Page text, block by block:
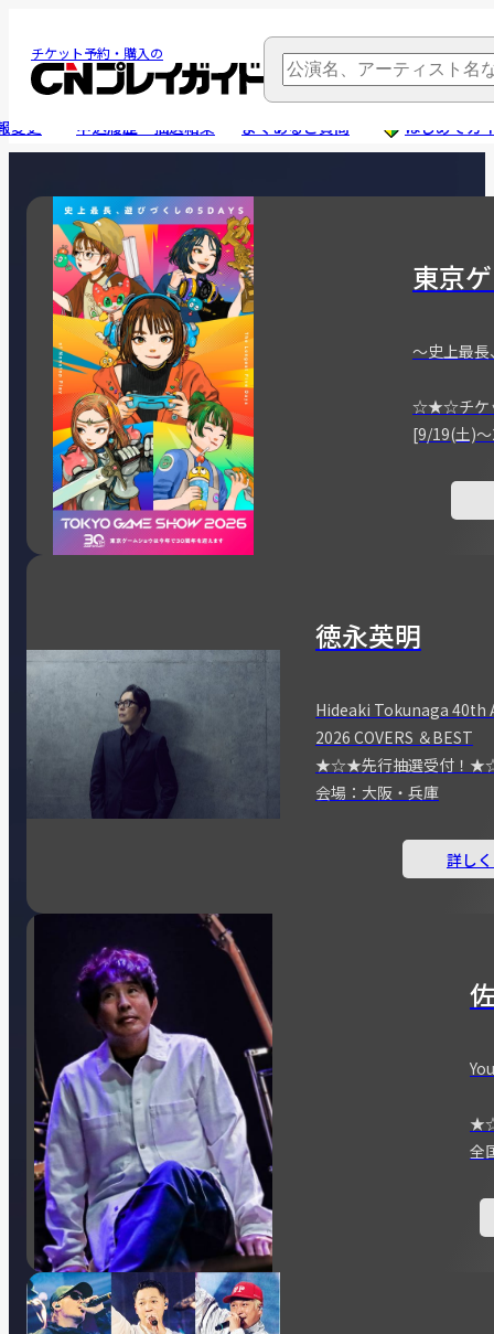
チケット予約・購入の
変更 申込履歴・抽選結果 よくあるご質問 はじめてガ
東京
～史上最長
☆★☆チケ
[9/19(土)
徳永英明
Hideaki Tokunaga 40th
2026 COVERS ＆BEST
★☆★先行抽選受付！
会場：大阪・兵庫
詳し
全